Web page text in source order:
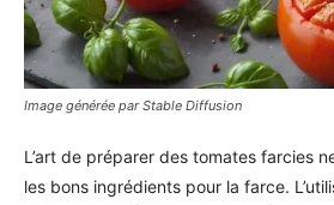
Image générée par Stable Diffusion
L’art de préparer des tomates farcies
les bons ingrédients pour la farce.